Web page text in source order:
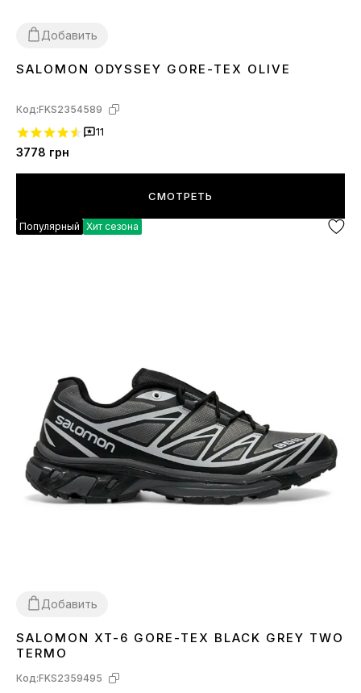
Добавить
414243 44 45
SALOMON ODYSSEY GORE-TEX OLIVE
Код:FKS2354589
11
3778 грн
СМОТРЕТЬ
Популярный Хит сезона
Добавить
44
SALOMON XT-6 GORE-TEX BLACK GREY TWO
TERMO
Код:FKS2359495